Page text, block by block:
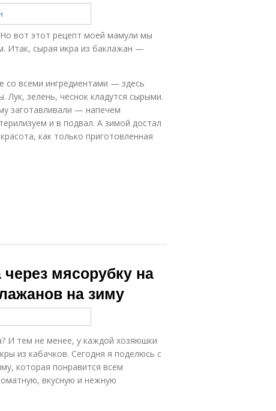
вот этот рецепт моей мамули мы
Итак, сырая икра из баклажан —
со всеми ингредиентами — здесь
зелень, чеснок кладутся сырыми.
заготавливали — напечем
и в подвал. А зимой достал
как только приготовленная
мясорубку на
на зиму
И тем не менее, у каждой хозяюшки
из кабачков. Сегодня я поделюсь с
которая понравится всем
вкусную и нежную